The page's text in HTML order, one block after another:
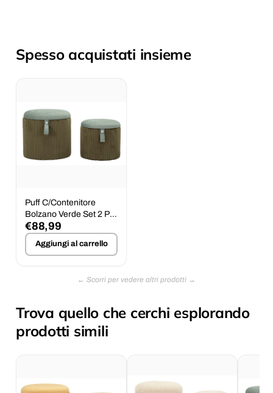
Spesso acquistati insieme
Puff C/Contenitore
Bolzano Verde Set 2 Pz
Ø 38X38-32X28
€88,99
Aggiungi al carrello
Trova quello che cerchi esplorando
prodotti simili